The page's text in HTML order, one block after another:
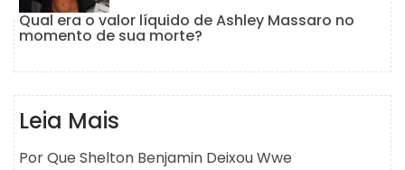
Qual era o valor líquido de Ashley Massaro no
momento de sua morte?
Leia Mais
Por Que Shelton Benjamin Deixou Wwe